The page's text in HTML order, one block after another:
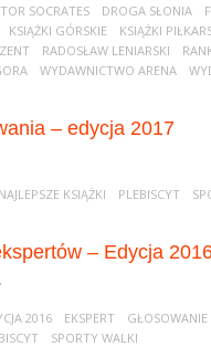
SOCRATES DROGA SŁONIA
KSIĄŻKI GÓRSKIE KSIĄŻKI
RADOSŁAW LENIARSKI
WYDAWNICTWO ARENA
– edycja 2017
NAJLEPSZE KSIĄŻKI PLEBISCYT
– Edycja
2016 EKSPERT GŁOSOWANIE
SPORTY WALKI